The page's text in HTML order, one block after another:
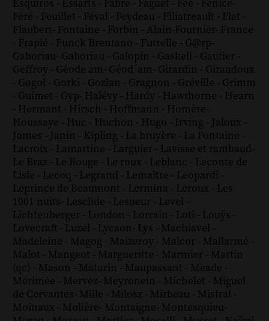
Esquiros - Essarts - Fabre - Faguet - Fée - Fénice-
Féré - Feuillet - Féval - Feydeau - Filiatreault - Flat -
Flaubert- Fontaine - Forbin - Alain-Fournier- France
- Frapié - Funck Brentano - Futrelle - G@rp-
Gaboriau- Gaboriau - Galopin - Gaskell - Gautier -
Geffroy - Géode am- Géod´am- Girardin - Giraudoux
- Gogol - Gorki - Gozlan - Gragnon - Gréville - Grimm
- Guimet - Gyp- Halévy - Hardy - Hawthorne - Hearn
- Hermant - Hirsch - Hoffmann - Homère-
Houssaye - Huc - Huchon - Hugo - Irving - Jaloux -
James - Janin - Kipling - La bruyère - La Fontaine -
Lacroix - Lamartine - Larguier - Lavisse et rambaud-
Le Braz - Le Rouge - Le roux - Leblanc - Leconte de
Lisle - Lecoq - Legrand - Lemaître - Leopardi -
Leprince de Beaumont - Lermina - Leroux - Les
1001 nuits- Lesclide - Lesueur - Level -
Lichtenberger - London - Lorrain - Loti - Louÿs -
Lovecraft - Luzel - Lycaon- Lys - Machiavel -
Madeleine - Magog - Maizeroy - Malcor - Mallarmé -
Malot - Mangeot - Margueritte - Marmier - Martin
(qc) - Mason - Maturin - Maupassant - Meade -
Mérimée - Mervez- Meyronein - Michelet - Miguel
de Cervantes- Mille - Milosz - Mirbeau - Mistral -
Moinaux - Molière- Montaigne- Montesquieu-